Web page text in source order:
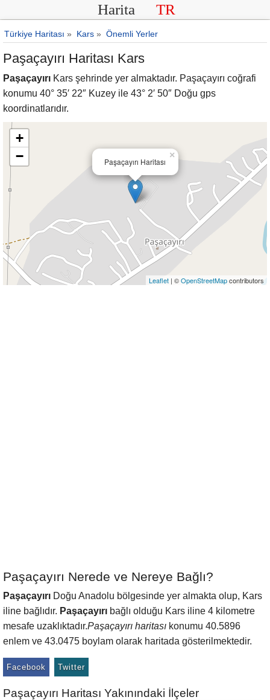
Harita TR
Türkiye Haritası » Kars » Önemli Yerler
Paşaçayırı Haritası Kars
Paşaçayırı Kars şehrinde yer almaktadır. Paşaçayırı coğrafi
konumu 40° 35′ 22″ Kuzey ile 43° 2′ 50″ Doğu gps
koordinatlarıdır.
Paşaçayırı Haritası
×
+
−
Leaflet | ©OpenStreetMapcontributors
Paşaçayırı Nerede ve Nereye Bağlı?
Paşaçayırı Doğu Anadolu bölgesinde yer almakta olup, Kars
iline bağlıdır. Paşaçayırı bağlı olduğu Kars iline 4 kilometre
mesafe uzaklıktadır.Paşaçayırı haritası konumu 40.5896
enlem ve 43.0475 boylam olarak haritada gösterilmektedir.
Facebook Twitter
Paşaçayırı Haritası Yakınındaki İlçeler